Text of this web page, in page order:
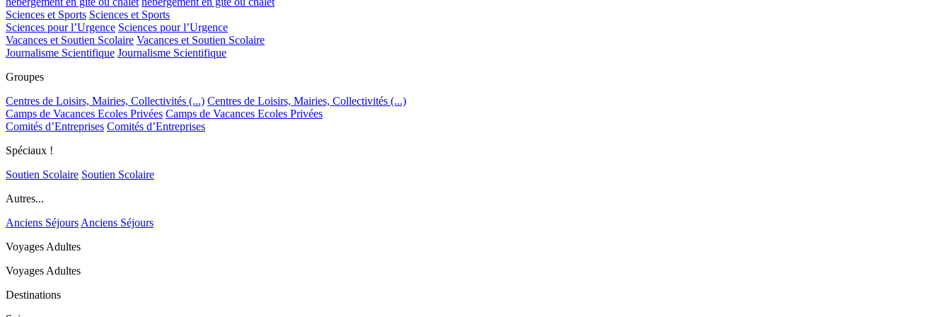
Sciences et Sports Sciences et Sports
Sciences pour l’Urgence Sciences pour l’Urgence
Vacances et Soutien Scolaire Vacances et Soutien Scolaire
Journalisme Scientifique Journalisme Scientifique
Groupes
Centres de Loisirs, Mairies, Collectivités (...) Centres de Loisirs, Mairies, Collectivités (...)
Camps de Vacances Ecoles Privées Camps de Vacances Ecoles Privées
Comités d’Entreprises Comités d’Entreprises
Spéciaux !
Soutien Scolaire Soutien Scolaire
Autres...
Anciens Séjours Anciens Séjours
Voyages Adultes
Voyages Adultes
Destinations